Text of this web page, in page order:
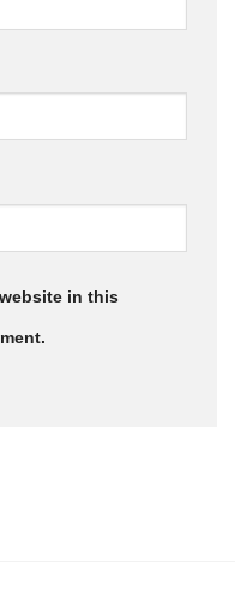
in this